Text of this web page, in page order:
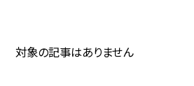
対象の記事はありません